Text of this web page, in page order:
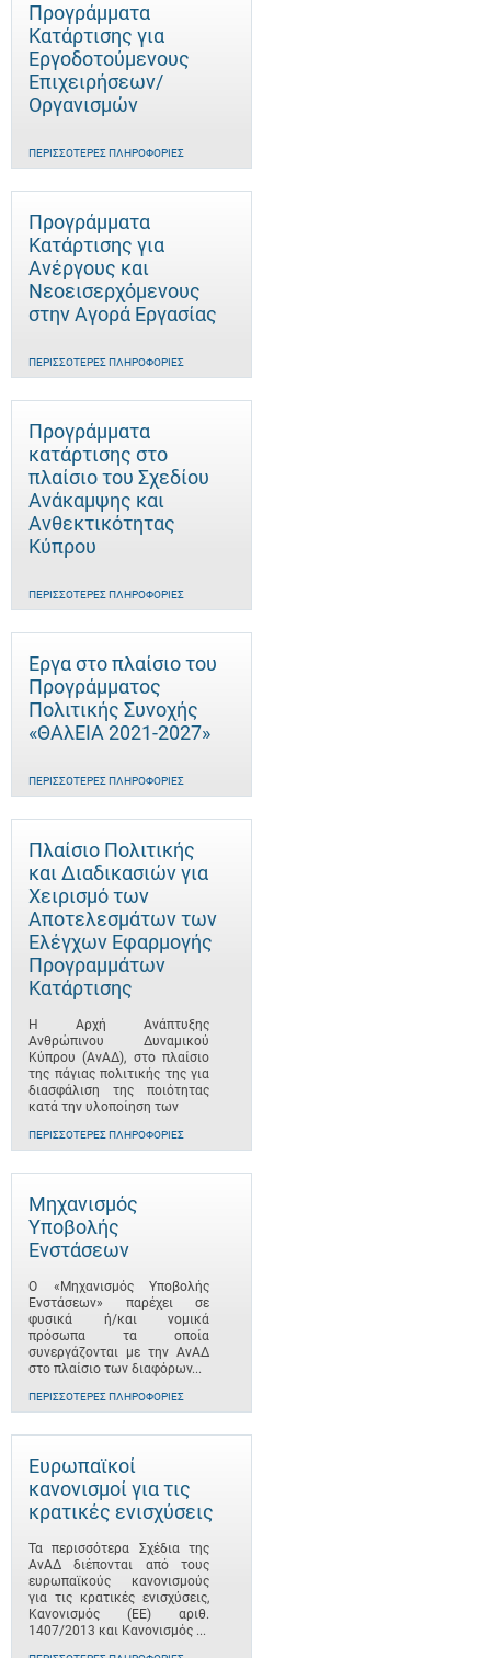
Προγράμματα
Κατάρτισης για
Εργοδοτούμενους
Επιχειρήσεων/
Οργανισμών
ΠΕΡΙΣΣΌΤΕΡΕΣ ΠΛΗΡΟΦΟΡΊΕΣ
Προγράμματα
Κατάρτισης για
Ανέργους και
Νεοεισερχόμενους
στην Αγορά Εργασίας
ΠΕΡΙΣΣΌΤΕΡΕΣ ΠΛΗΡΟΦΟΡΊΕΣ
Προγράμματα
κατάρτισης στο
πλαίσιο του Σχεδίου
Ανάκαμψης και
Ανθεκτικότητας
Κύπρου
ΠΕΡΙΣΣΌΤΕΡΕΣ ΠΛΗΡΟΦΟΡΊΕΣ
Έργα στο πλαίσιο του
Προγράμματος
Πολιτικής Συνοχής
«ΘΑλΕΙΑ 2021-2027»
ΠΕΡΙΣΣΌΤΕΡΕΣ ΠΛΗΡΟΦΟΡΊΕΣ
Πλαίσιο Πολιτικής
και Διαδικασιών για
Χειρισμό των
Αποτελεσμάτων των
Ελέγχων Εφαρμογής
Προγραμμάτων
Κατάρτισης
Η Αρχή Ανάπτυξης
Ανθρώπινου Δυναμικού
Κύπρου (ΑνΑΔ), στο πλαίσιο
της πάγιας πολιτικής της για
διασφάλιση της ποιότητας
κατά την υλοποίηση των
ΠΕΡΙΣΣΌΤΕΡΕΣ ΠΛΗΡΟΦΟΡΊΕΣ
Μηχανισμός
Υποβολής
Ενστάσεων
Ο «Μηχανισμός Υποβολής
Ενστάσεων» παρέχει σε
φυσικά ή/και νομικά
πρόσωπα τα οποία
συνεργάζονται με την ΑνΑΔ
στο πλαίσιο των διαφόρων...
ΠΕΡΙΣΣΌΤΕΡΕΣ ΠΛΗΡΟΦΟΡΊΕΣ
Ευρωπαϊκοί
κανονισμοί για τις
κρατικές ενισχύσεις
Τα περισσότερα Σχέδια της
ΑνΑΔ διέπονται από τους
ευρωπαϊκούς κανονισμούς
για τις κρατικές ενισχύσεις,
Κανονισμός (ΕΕ) αριθ.
1407/2013 και Κανονισμός ...